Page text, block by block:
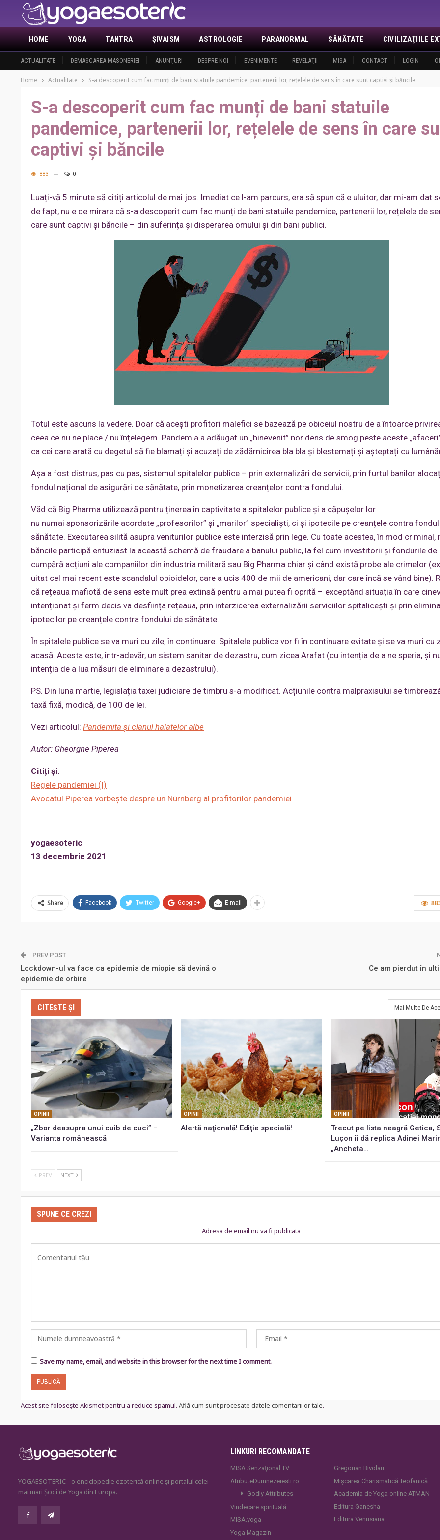
HOME
ACTUALITATE DEMASCAREA MASONERIEI ANUNŢURI DESPRE NOI EVENIMENTE REVELAŢII MISA CONTACT LOGIN
YOGA TANTRA ŞIVAISM ASTROLOGIE PARANORMAL SĂNĂTATE CIVILIZAŢIILE
Home Actualitate S-a descoperit cum fac munți de bani statuile pandemice, partenerii lor, rețelele de sens în care sunt captivi și băncile
S-a descoperit cum fac munți de bani statuile
pandemice, partenerii lor, rețelele de sens în care
captivi și băncile
883 0
Luați-vă 5 minute să citiți articolul de mai jos. Imediat ce l-am parcurs, era să spun că e uluitor, dar mi-am dat
de fapt, nu e de mirare că s-a descoperit cum fac munți de bani statuile pandemice, partenerii lor, rețelele de
care sunt captivi și băncile – din suferința și disperarea omului și din bani publici.
Totul este ascuns la vedere. Doar că acești profitori malefici se bazează pe obiceiul nostru de a întoarce
ceea ce nu ne place / nu înțelegem. Pandemia a adăugat un „binevenit” nor dens de smog peste aceste
ca cei care arată cu degetul să fie blamați și acuzați de zădărnicirea bla bla și blestemați și așteptați cu
Așa a fost distrus, pas cu pas, sistemul spitalelor publice – prin externalizări de servicii, prin furtul banilor
fondul național de asigurări de sănătate, prin monetizarea creanțelor contra fondului.
Văd că Big Pharma utilizează pentru ținerea în captivitate a spitalelor publice și a căpușelor lor
nu numai sponsorizările acordate „profesorilor” și „marilor” specialiști, ci și ipotecile pe creanțele contra
sănătate. Executarea silită asupra veniturilor publice este interzisă prin lege. Cu toate acestea, în mod criminal,
băncile participă entuziast la această schemă de fraudare a banului public, la fel cum investitorii și fondurile de
cumpără acțiuni ale companiilor din industria militară sau Big Pharma chiar și când există probe ale crimelor
uitat cel mai recent este scandalul opioidelor, care a ucis 400 de mii de americani, dar care încă se vând bine).
că rețeaua mafiotă de sens este mult prea extinsă pentru a mai putea fi oprită – exceptând situația în care
intenționat și ferm decis va desființa rețeaua, prin interzicerea externalizării serviciilor spitalicești și prin
ipotecilor pe creanțele contra fondului de sănătate.
În spitalele publice se va muri cu zile, în continuare. Spitalele publice vor fi în continuare evitate și se va muri cu
acasă. Acesta este, într-adevăr, un sistem sanitar de dezastru, cum zicea Arafat (cu intenția de a ne speria, și
intenția de a lua măsuri de eliminare a dezastrului).
PS. Din luna martie, legislația taxei judiciare de timbru s-a modificat. Acțiunile contra malpraxisului se
taxă fixă, modică, de 100 de lei.
Vezi articolul: Pandemita și clanul halatelor albe
Autor: Gheorghe Piperea
Citiți și:
Regele pandemiei (I)
Avocatul Piperea vorbește despre un Nürnberg al profitorilor pandemiei
yogaesoteric
13 decembrie 2021
Share Facebook Twitter Google+ E-mail
PREV POST
Lockdown-ul va face ca epidemia de miopie să devină o
epidemie de orbire
Ce am pierdut în
CITEȘTE ȘI Mai Multe De
OPINII
„Zbor deasupra unui cuib de cuci” –
Varianta românească
OPINII
Alertă naţională! Ediţie specială!
OPINII
Trecut pe lista neagră Getica,
Luçon îi dă replica Adinei
„Ancheta…
PREV NEXT
SPUNE CE CREZI
Adresa de email nu va fi publicata
Save my name, email, and website in this browser for the next time I comment.
Acest site folosește Akismet pentru a reduce spamul. Află cum sunt procesate datele comentariilor tale.
YOGAESOTERIC - o enciclopedie ezoterică online și portalul celei
mai mari Școli de Yoga din Europa.
LINKURI RECOMANDATE
MISA Senzaţional TV
AtributeDumnezeiesti.ro
Godly Attributes
Vindecare spirituală
MISA.yoga
Yoga Magazin
Gregorian Bivolaru
Mișcarea Charismatică Teofanică
Academia de Yoga online ATMAN
Editura Ganesha
Editura Venusiana